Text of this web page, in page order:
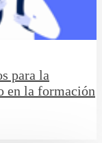
para la
en la formación